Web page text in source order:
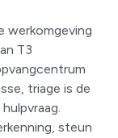
werkomgeving
T3
triage is de
steun